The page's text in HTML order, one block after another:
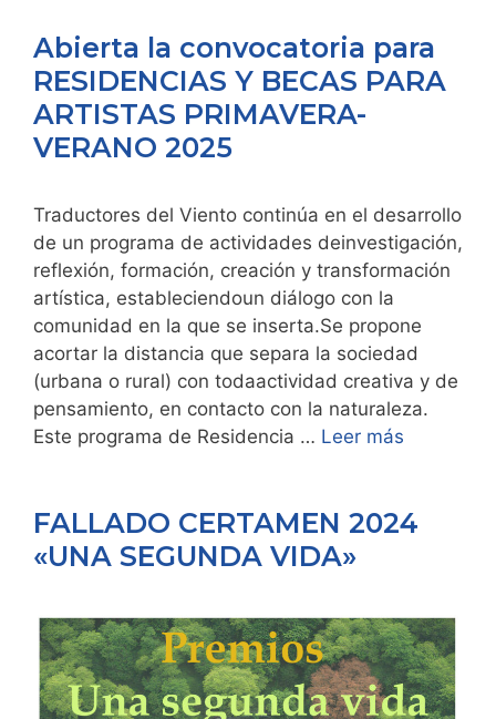
Abierta la convocatoria para
RESIDENCIAS Y BECAS PARA
ARTISTAS PRIMAVERA-
VERANO 2025
Traductores del Viento continúa en el desarrollo
de un programa de actividades deinvestigación,
reflexión, formación, creación y transformación
artística, estableciendoun diálogo con la
comunidad en la que se inserta.Se propone
acortar la distancia que separa la sociedad
(urbana o rural) con todaactividad creativa y de
pensamiento, en contacto con la naturaleza.
Este programa de Residencia … Leer más
FALLADO CERTAMEN 2024
«UNA SEGUNDA VIDA»